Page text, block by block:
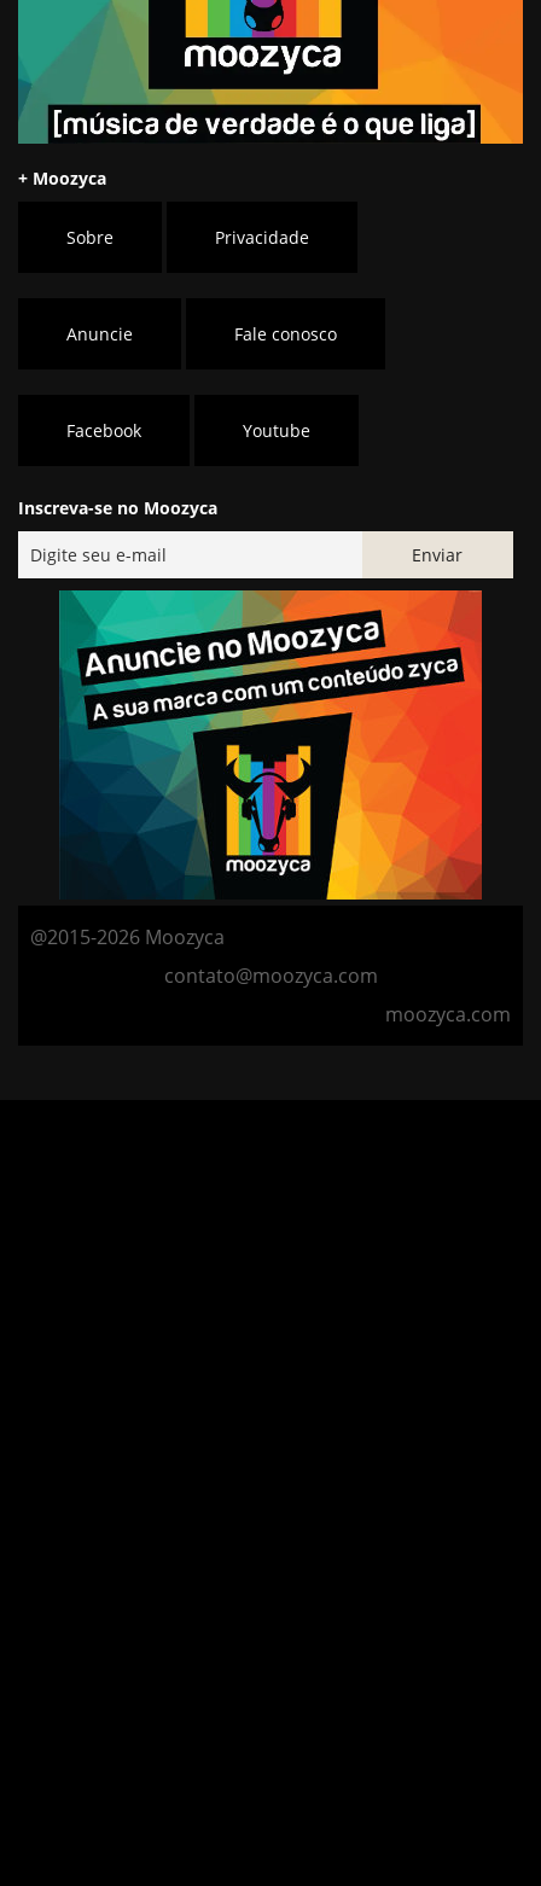
+ Moozyca
Sobre Privacidade
Anuncie Fale conosco
Facebook Youtube
Inscreva-se no Moozyca
@2015-2026 Moozyca
contato@moozyca.com
moozyca.com